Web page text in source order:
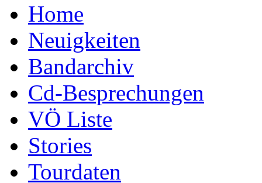
Home
Neuigkeiten
Bandarchiv
Cd-Besprechungen
VÖ Liste
Stories
Tourdaten